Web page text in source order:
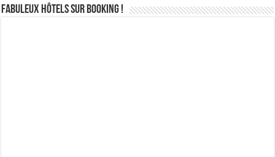
Fabuleux Hôtels sur Booking !